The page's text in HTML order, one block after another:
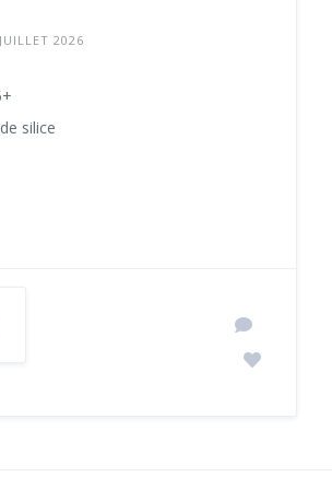
2026
silice